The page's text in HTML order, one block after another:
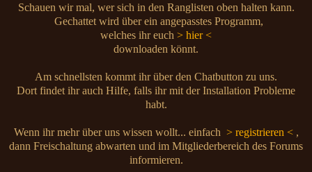
Schauen wir mal, wer sich in den Ranglisten oben halten kann.
Gechattet wird über ein angepasstes Programm,
welches ihr euch > hier <
downloaden könnt.
Am schnellsten kommt ihr über den Chatbutton zu uns.
Dort findet ihr auch Hilfe, falls ihr mit der Installation Probleme
habt.
Wenn ihr mehr über uns wissen wollt... einfach > registrieren < ,
dann Freischaltung abwarten und im Mitgliederbereich des Forums
informieren.